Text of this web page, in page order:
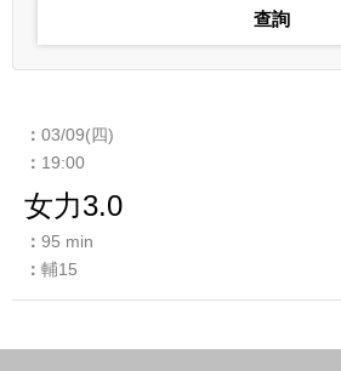
03/09(四)
19:00
女力3.0
95 min
輔15